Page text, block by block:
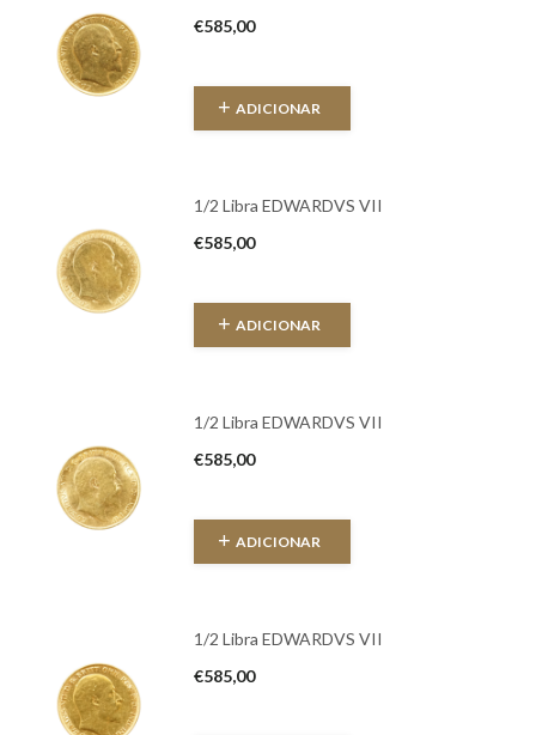
€585,00
ADICIONAR
1/2 Libra EDWARDVS VII
€585,00
ADICIONAR
1/2 Libra EDWARDVS VII
€585,00
ADICIONAR
1/2 Libra EDWARDVS VII
€585,00